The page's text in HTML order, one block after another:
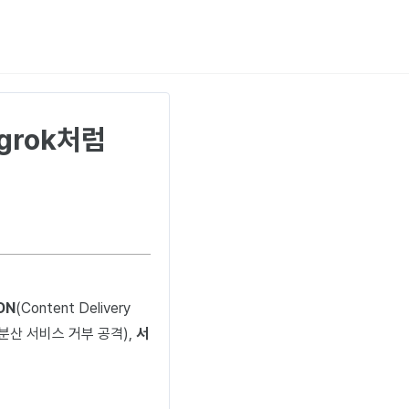
처럼
(Content Delivery
서비스 거부 공격), 서